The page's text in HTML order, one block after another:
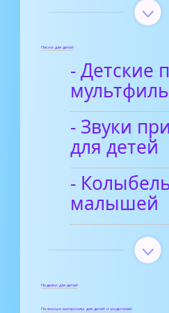
Песни для детей
- Детские
- Звуки
для детей
-
малышей
Поделки для детей
Полезные материалы для детей и родителей